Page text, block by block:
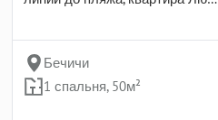
Бечичи
1 спальня, 50м²